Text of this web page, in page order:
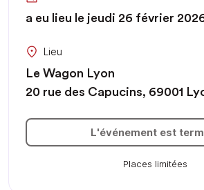
a eu lieu le jeudi 26 février
Lieu
Le Wagon Lyon
20 rue des Capucins, 69001
L'événement est
Places limitées